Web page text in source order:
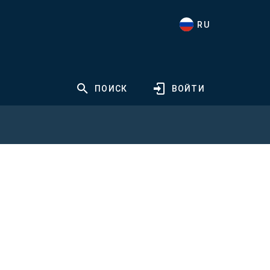
RU
ПОИСК ВОЙТИ